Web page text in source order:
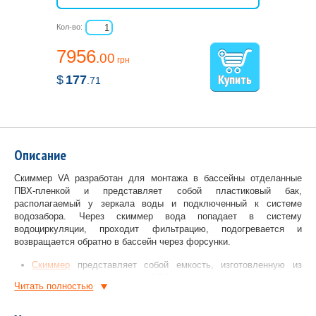
7956.00 грн
$ 177 .71
Кол-во:
Описание
Скиммер VA разработан для монтажа в бассейны отделанные
ПВХ-пленкой и представляет собой пластиковый бак,
располагаемый у зеркала воды и подключенный к системе
водозабора. Через скиммер вода попадает в систему
водоциркуляции, проходит фильтрацию, подогревается и
возвращается обратно в бассейн через форсунки.
Скиммер представляет собой емкость, изготовленную из
боковую стенку бассейна у поверхности зеркала воды.
Читать полностью